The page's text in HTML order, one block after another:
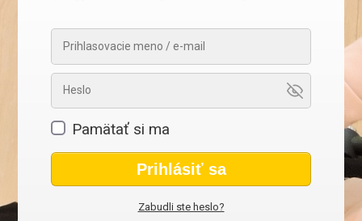
Pamätať si ma
Prihlásiť sa
Zabudli ste heslo?